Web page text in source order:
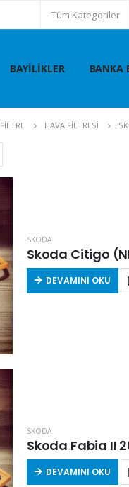
Tüm Kategoriler
BAYILIKLER BANKA
FİLTRE HAVA FİLTRESİ
SKODA
Skoda Citigo
DEVAMINI OKU
SKODA
Skoda Fabia II
DEVAMINI OKU